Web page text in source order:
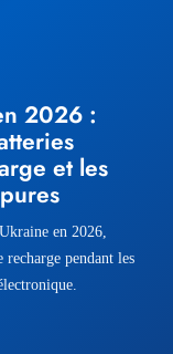
2026 :
et les
en 2026,
recharge pendant les